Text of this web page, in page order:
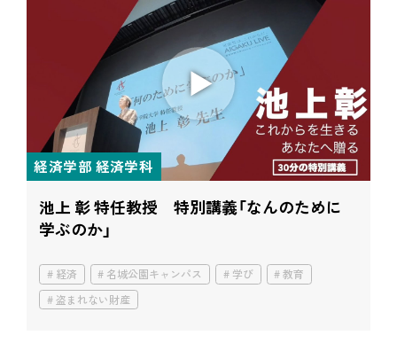
経済学部 経済学科
池上 彰 特任教授 特別講義「なんのために
学ぶのか」
経済 名城公園キャンパス 学び
教育
盗まれない財産